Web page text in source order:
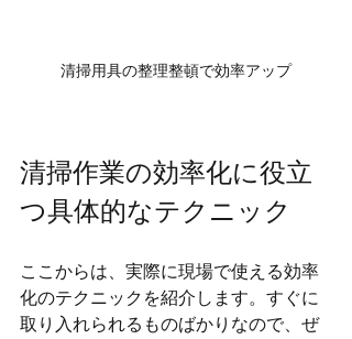
清掃用具の整理整頓で効率アップ
清掃作業の効率化に役立
つ具体的なテクニック
ここからは、実際に現場で使える効率
化のテクニックを紹介します。すぐに
取り入れられるものばかりなので、ぜ